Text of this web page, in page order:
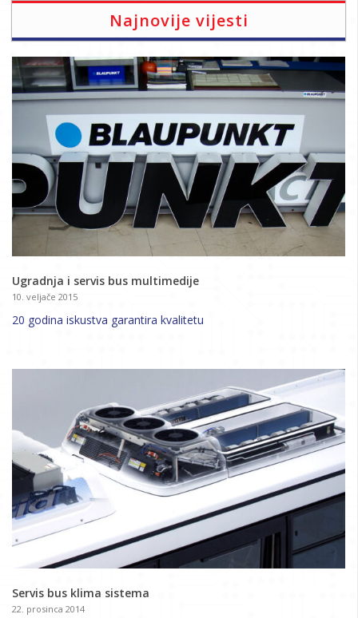
Najnovije vijesti
Ugradnja i servis bus multimedije
10. veljače 2015
20 godina iskustva garantira kvalitetu
Servis bus klima sistema
22. prosinca 2014